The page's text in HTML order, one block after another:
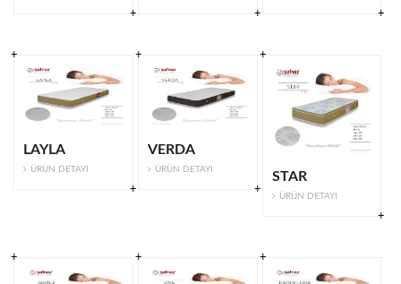
LAYLA
ÜRÜN DETAYI
VERDA
ÜRÜN DETAYI
STAR
ÜRÜN DETAYI